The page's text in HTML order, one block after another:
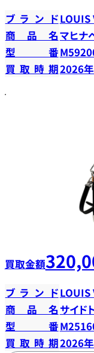
ブランドLOUIS
商品名マヒナ
型番
買取時期2026
買取金額
ブランドLOUIS
商品名 サイド
型番
買取時期2026